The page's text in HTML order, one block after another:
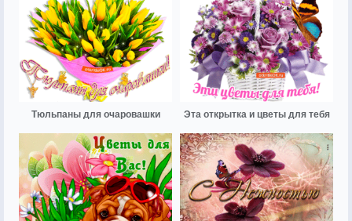
Тюльпаны для очаровашки Эта открытка и цветы для тебя